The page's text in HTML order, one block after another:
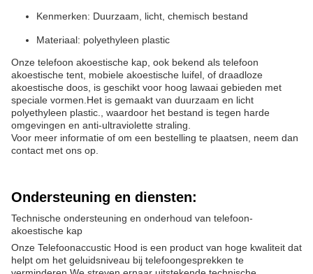
Kenmerken: Duurzaam, licht, chemisch bestand
Materiaal: polyethyleen plastic
Onze telefoon akoestische kap, ook bekend als telefoon
akoestische tent, mobiele akoestische luifel, of draadloze
akoestische doos, is geschikt voor hoog lawaai gebieden met
speciale vormen.Het is gemaakt van duurzaam en licht
polyethyleen plastic., waardoor het bestand is tegen harde
omgevingen en anti-ultraviolette straling.
Voor meer informatie of om een bestelling te plaatsen, neem dan
contact met ons op.
Ondersteuning en diensten:
Technische ondersteuning en onderhoud van telefoon-
akoestische kap
Onze Telefoonaccustic Hood is een product van hoge kwaliteit dat
helpt om het geluidsniveau bij telefoongesprekken te